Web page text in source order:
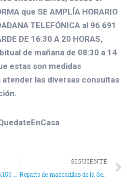
que SE AMPLÍA HORARIO
TELEFÓNICA al 96 691
DE 16:30 A 20 HORAS,
de mañana de 08:30 a 14
estas son medidas
atender las diversas consultas
El Ayuntamiento recibe 43.150 euros de la Generalitat para diversos servicios sociales
SIGUIENTE
Reparto de mascarillas de la Generalitat en Farmacias de Aspe para mayores de 65 años y grupos de riesgo